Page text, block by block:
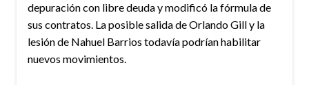
depuración con libre deuda y modificó la fórmula de
sus contratos. La posible salida de Orlando Gill y la
lesión de Nahuel Barrios todavía podrían habilitar
nuevos movimientos.